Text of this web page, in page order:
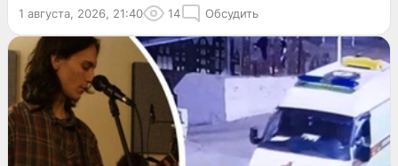
1 августа, 2026, 21:40 14 Обсудить